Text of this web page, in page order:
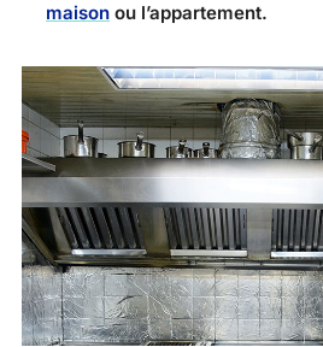
maison ou l’appartement.